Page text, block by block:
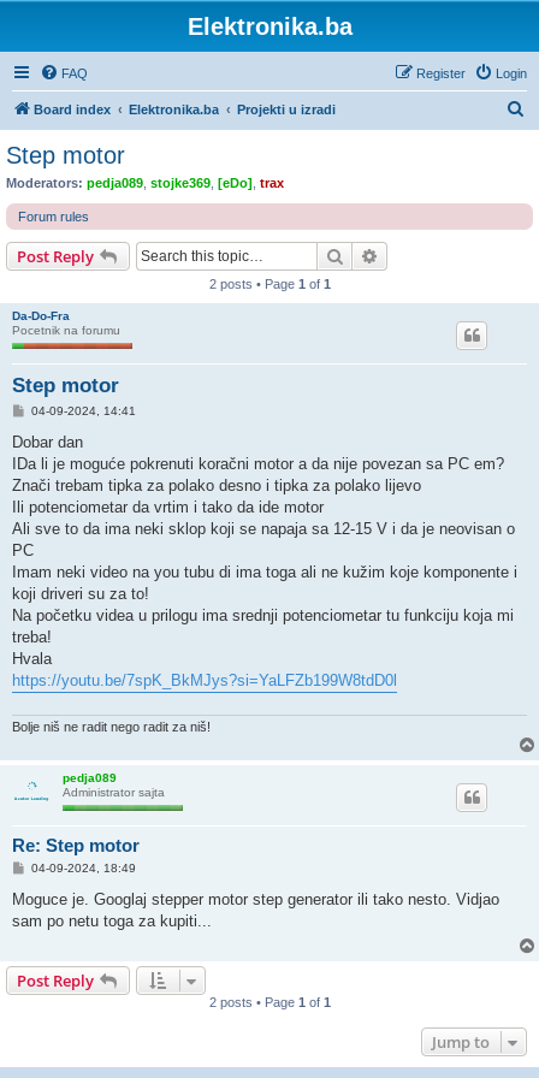
Elektronika.ba
FAQ Login
Register
Board index Elektronika.ba Projekti u izradi
c
Step motor
Moderators: pedja089 stojke369 [eDo] trax
Forum rules
Post Reply Search
2 posts • Page 1 of 1
Da-Do-Fra
Pocetnik na forumu
Step motor
P
s
04-09-2024, 14:41
Dobar dan
IDa li je moguće pokrenuti koračni motor a da nije povezan sa PC em?
Znači trebam tipka za polako desno i tipka za polako lijevo
Ili potenciometar da vrtim i tako da ide motor
Ali sve to da ima neki sklop koji se napaja sa 12-15 V i da je neovisan o
PC
Imam neki video na you tubu di ima toga ali ne kužim koje komponente i
koji driveri su za to!
Na početku videa u prilogu ima srednji potenciometar tu funkciju koja mi
treba!
Hvala
https://youtu.be/7spK_BkMJys?si=YaLFZb199W8tdD0l
Bolje niš ne radit nego radit za niš!
pedja089
Administrator sajta
Re: Step motor
P
s
04-09-2024, 18:49
Moguce je. Googlaj stepper motor step generator ili tako nesto. Vidjao
sam po netu toga za kupiti...
Post Reply
2 posts • Page 1 of 1
Jump to